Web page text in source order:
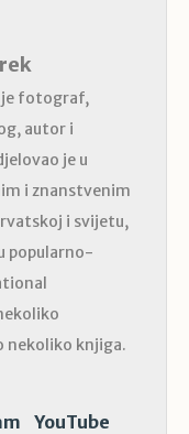
je fotograf,
autor i
je u
i znanstvenim
i svijetu,
popularno-
nekoliko knjiga.
YouTube